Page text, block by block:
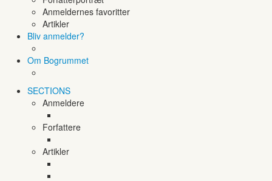
Anmeldernes favoritter
Artikler
Bliv anmelder?
Om Bogrummet
SECTIONS
Anmeldere
Forfattere
Artikler